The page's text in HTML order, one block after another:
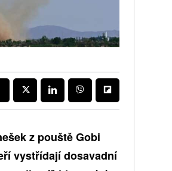
z pouště Gobi
vystřídají dosavadní